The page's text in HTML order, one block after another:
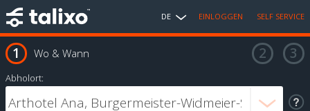
DE EINLOGGEN SELF SERVICE
Wo & Wann
Abholort: